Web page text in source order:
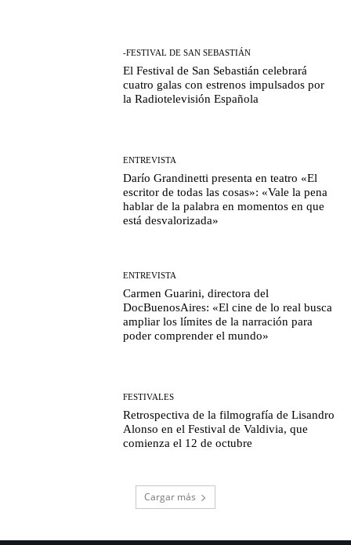
-FESTIVAL DE SAN SEBASTIÁN
El Festival de San Sebastián celebrará
cuatro galas con estrenos impulsados por
la Radiotelevisión Española
ENTREVISTA
Darío Grandinetti presenta en teatro «El
escritor de todas las cosas»: «Vale la pena
hablar de la palabra en momentos en que
está desvalorizada»
ENTREVISTA
Carmen Guarini, directora del
DocBuenosAires: «El cine de lo real busca
ampliar los límites de la narración para
poder comprender el mundo»
FESTIVALES
Retrospectiva de la filmografía de Lisandro
Alonso en el Festival de Valdivia, que
comienza el 12 de octubre
Cargar más